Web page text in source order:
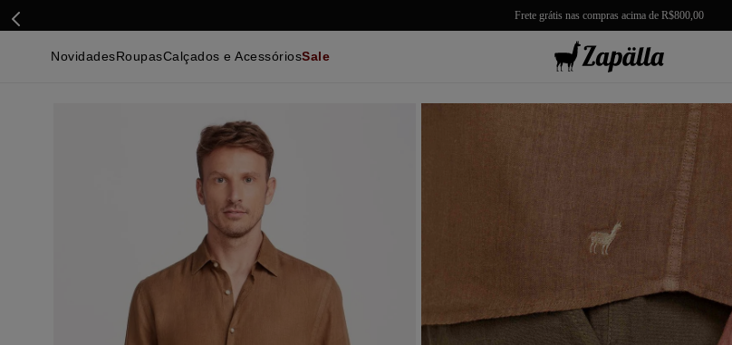
Frete grátis nas compras acima de R$800,00
Novidades Roupas
Malhas e Casacos
Camisetas
Bermudas
Beachwear
Calçados e Acessórios
Acessórios
Ver Tudo
Sale